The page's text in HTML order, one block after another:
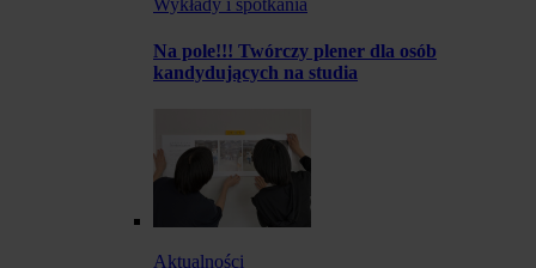
Na pole!!! Twórczy plener dla osób
kandydujących na studia
Aktualności